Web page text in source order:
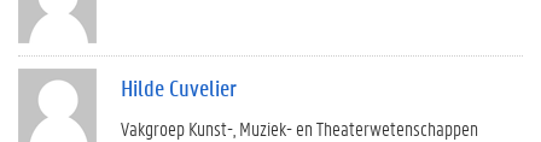
Hilde Cuvelier
Vakgroep Kunst-, Muziek- en Theaterwetenschappen